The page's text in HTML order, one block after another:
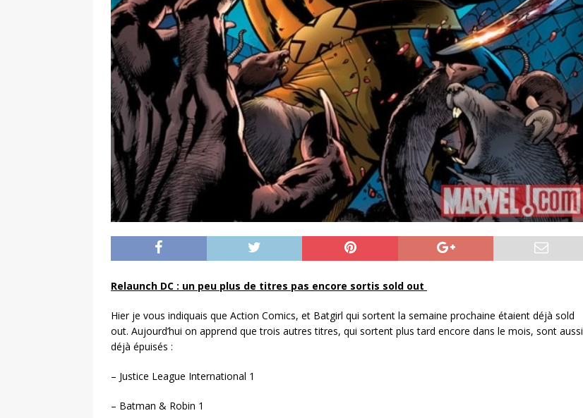
Relaunch DC : un peu plus de titres pas encore sortis sold out
Hier je vous indiquais que Action Comics, et Batgirl qui sortent la semaine prochaine étaient déjà sold
out. Aujourd’hui on apprend que trois autres titres, qui sortent plus tard encore dans le mois, sont aussi
déjà épuisés :
– Justice League International 1
– Batman & Robin 1